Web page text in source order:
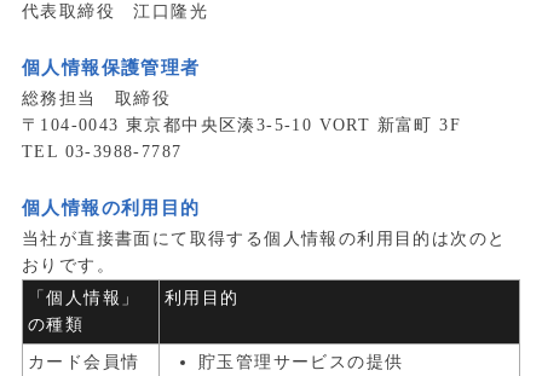
代表取締役 江口隆光
個人情報保護管理者
総務担当 取締役
〒104-0043 東京都中央区湊3-5-10 VORT 新富町 3F
TEL 03-3988-7787
個人情報の利用目的
当社が直接書面にて取得する個人情報の利用目的は次のと
おりです。
「個人情報」
の種類
利用目的
カード会員情
貯玉管理サービスの提供